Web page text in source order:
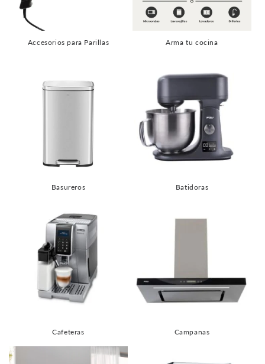
Accesorios para Parillas Arma tu cocina
Basureros Batidoras
Cafeteras Campanas